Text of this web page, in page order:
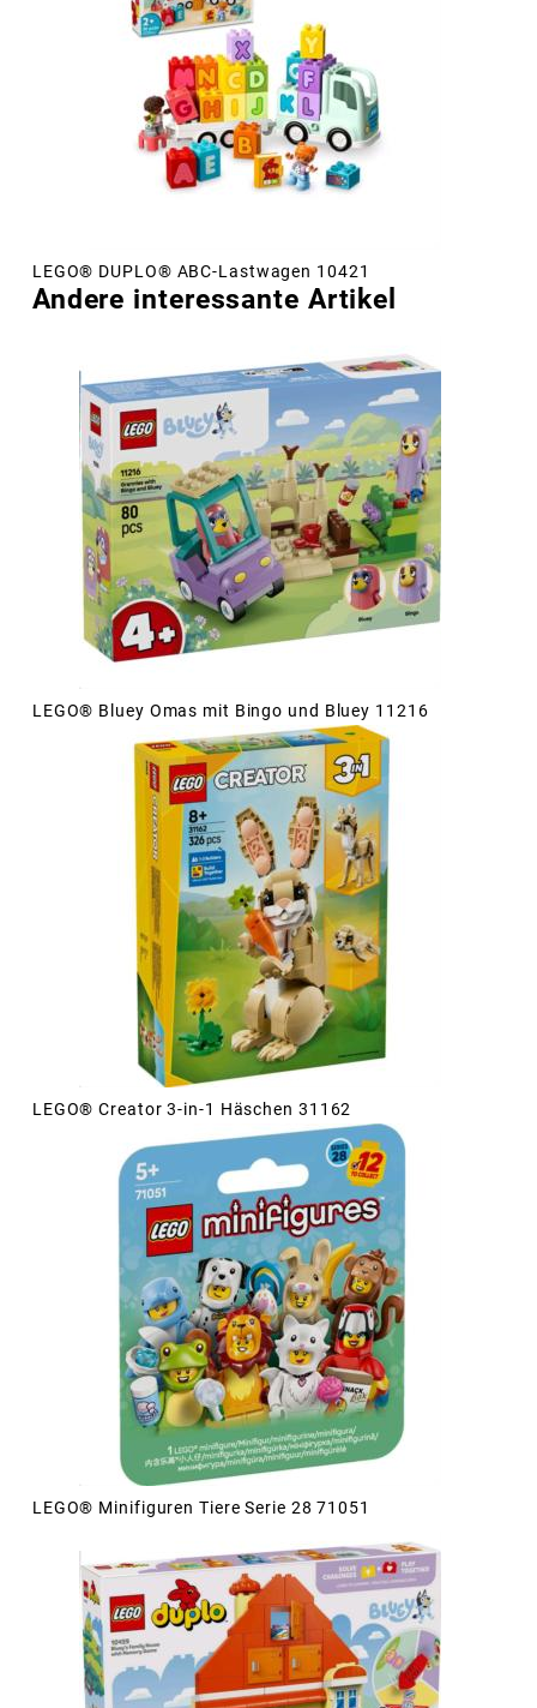
LEGO® DUPLO® ABC-Lastwagen 10421
Andere interessante Artikel
LEGO® Bluey Omas mit Bingo und Bluey 11216
LEGO® Creator 3-in-1 Häschen 31162
LEGO® Minifiguren Tiere Serie 28 71051